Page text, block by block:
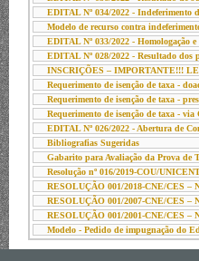
EDITAL Nº 034/2022 - Indeferimento
Modelo de recurso contra
EDITAL Nº 033/2022 - Homologação
EDITAL Nº 028/2022 - Resultado dos
INSCRIÇÕES – IMPORTANTE!!!
Requerimento de isenção de taxa -
Requerimento de isenção de taxa -
Requerimento de isenção de taxa - via
EDITAL Nº 026/2022 - Abertura de
Bibliografias Sugeridas
Gabarito para Avaliação da Prova de
Resolução nº 016/2019-COU/
RESOLUÇÃO 001/2018-CNE/CES –
RESOLUÇÃO 001/2007-CNE/CES –
RESOLUÇÃO 001/2001-CNE/CES –
Modelo - Pedido de impugnação do